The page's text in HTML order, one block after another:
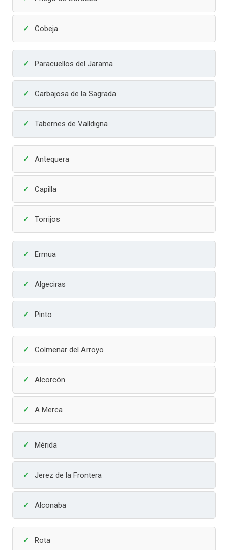
Cobeja
Paracuellos del Jarama
Carbajosa de la Sagrada
Tabernes de Valldigna
Antequera
Capilla
Torrijos
Ermua
Algeciras
Pinto
Colmenar del Arroyo
Alcorcón
A Merca
Mérida
Jerez de la Frontera
Alconaba
Rota